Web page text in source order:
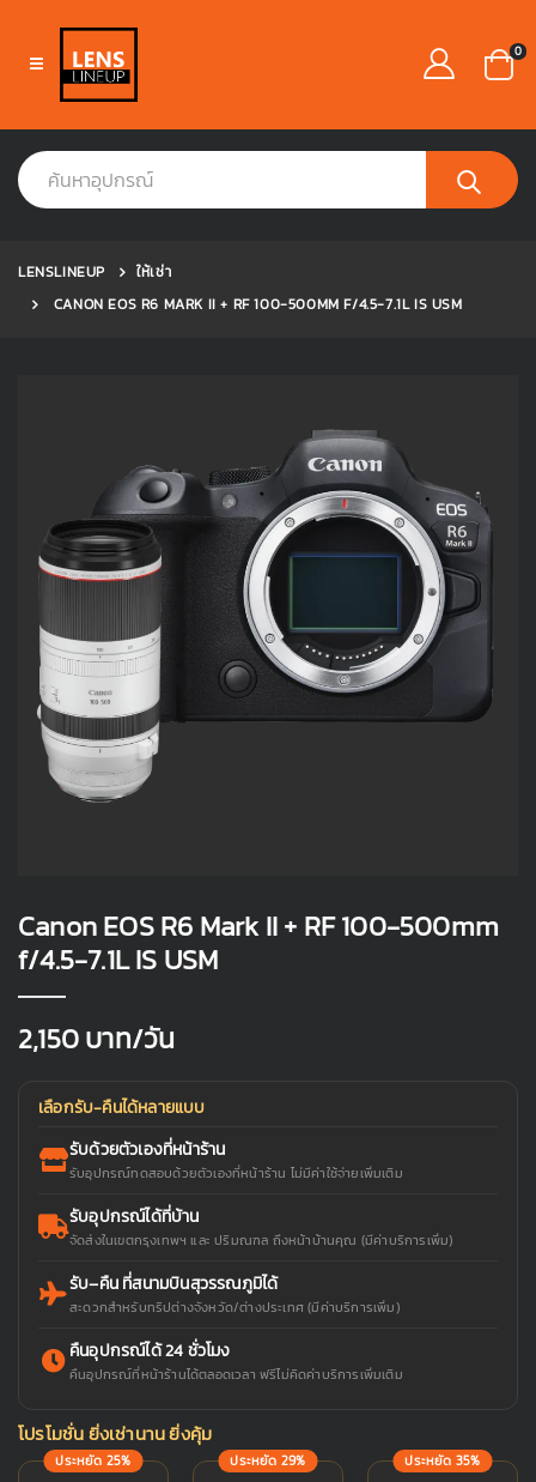
0
LENSLINEUP
ให้เช่า
CANON EOS R6 MARK II + RF 100-500MM F/4.5-7.1L IS USM
Canon EOS R6 Mark II + RF 100-500mm
f/4.5-7.1L IS USM
2,150บาท/วัน
เลือกรับ-คืนได้หลายแบบ
รับด้วยตัวเองที่หน้าร้าน
รับอุปกรณ์ทดสอบด้วยตัวเองที่หน้าร้าน ไม่มีค่าใช้จ่ายเพิ่มเติม
รับอุปกรณ์ได้ที่บ้าน
จัดส่งในเขตกรุงเทพฯ และ ปริมณฑล ถึงหน้าบ้านคุณ (มีค่าบริการเพิ่ม)
รับ–คืน ที่สนามบินสุวรรณภูมิได้
สะดวกสำหรับทริปต่างจังหวัด/ต่างประเทศ (มีค่าบริการเพิ่ม)
คืนอุปกรณ์ได้ 24 ชั่วโมง
คืนอุปกรณ์ที่หน้าร้านได้ตลอดเวลา ฟรีไม่คิดค่าบริการเพิ่มเติม
โปรโมชั่น ยิ่งเช่านาน ยิ่งคุ้ม
ประหยัด 25% ประหยัด 29% ประหยัด 35%